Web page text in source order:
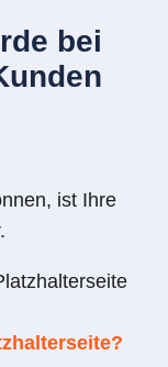
bei
ist Ihre